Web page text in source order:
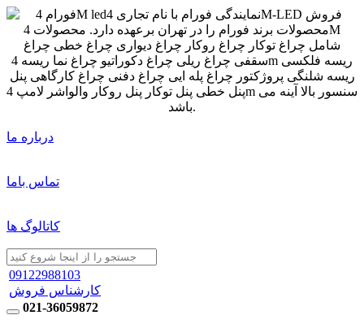
درباره ما
تماس باما
کاتالوگ ها
09122988103
کارشناس فروش
021-36059872